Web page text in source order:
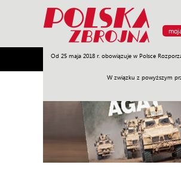
Od 25 maja 2018 r. obowiązuje w Polsce
W związku z powyższym
Armia Poligon Sprzęt Misje